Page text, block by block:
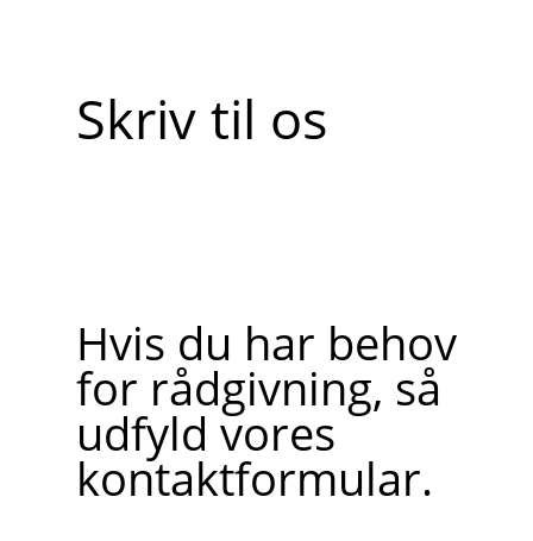
Skriv til os
Hvis du har behov
for rådgivning, så
udfyld vores
kontaktformular.